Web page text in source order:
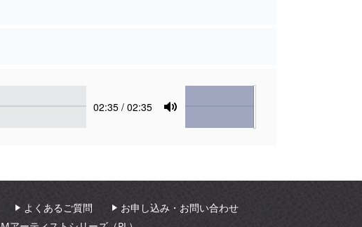
Current
02:35 / 02:35
Mute
Volume
よくあるご質問
お申し込み・お問い合わせ